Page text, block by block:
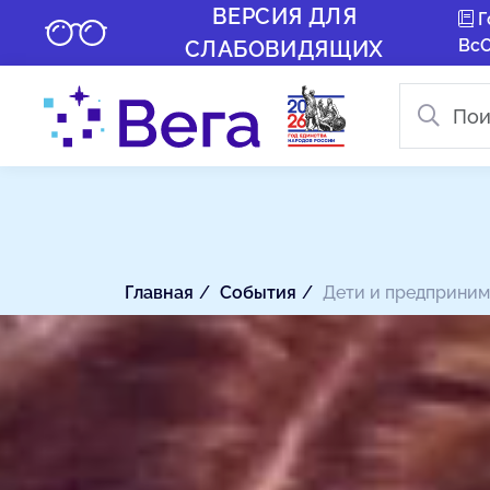
ВЕРСИЯ ДЛЯ
СЛАБОВИДЯЩИХ
Главная События Дети и